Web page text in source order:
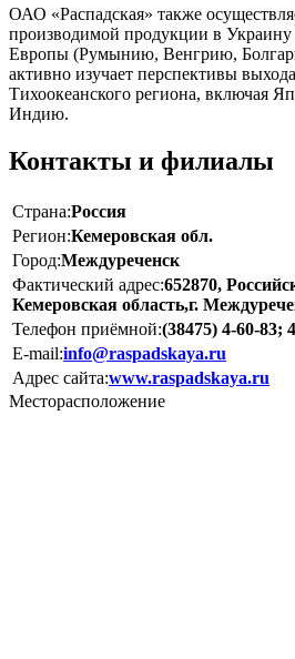
ОАО «Распадская» также
производимой продукции в
Европы (Румынию, Венгрию,
активно изучает перспективы
Тихоокеанского региона,
Индию.
Контакты и филиалы
Страна:Россия
Регион:Кемеровская обл.
Город:Междуреченск
Фактический адрес:652870,
Кемеровская область,г.
Телефон приёмной:(38475) 4-60-83;
E-mail:info@raspadskaya.ru
Адрес сайта:www.raspadskaya.ru
Месторасположение